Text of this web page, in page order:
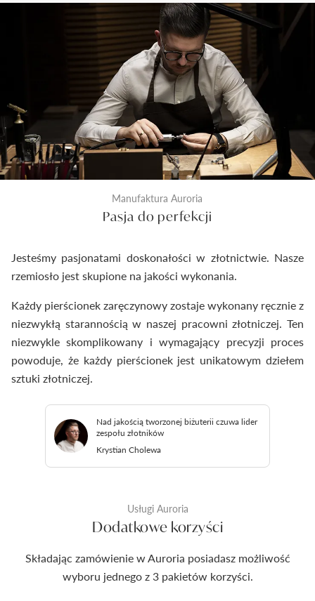
kontrola odlewu i diamentu przed rozpoczęciem
prac złotniczych. Drugi wykonywany jest na etapie
produkcji po wykonaniu biżuterii. Ostateczna
kontrola następuje tuż przed zamknięciem
pierścionka do pudełeczka. Dzięki temu
dostarczymy Ci wyroby jubilerskie najwyższej klasy.
Manufaktura Auroria
Pasja do perfekcji
Jesteśmy pasjonatami doskonałości w złotnictwie. Nasze
rzemiosło jest skupione na jakości wykonania.
Każdy pierścionek zaręczynowy zostaje wykonany ręcznie z
niezwykłą starannością w naszej pracowni złotniczej. Ten
niezwykle skomplikowany i wymagający precyzji proces
powoduje, że każdy pierścionek jest unikatowym dziełem
sztuki złotniczej.
Nad jakością tworzonej biżuterii czuwa lider
zespołu złotników
Krystian Cholewa
Usługi Auroria
Dodatkowe korzyści
Składając zamówienie w Auroria posiadasz możliwość
wyboru jednego z 3 pakietów korzyści.